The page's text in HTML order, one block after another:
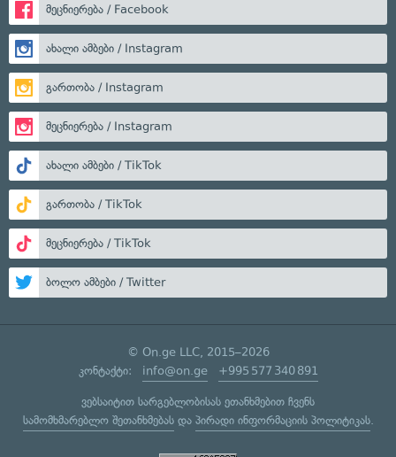
მეცნიერება / Facebook
ახალი ამბები / Instagram
გართობა / Instagram
მეცნიერება / Instagram
ახალი ამბები / TikTok
გართობა / TikTok
მეცნიერება / TikTok
ბოლო ამბები / Twitter
© On.ge LLC, 2015–2026
კონტაქტი: info@on.ge +995 577 340 891
ვებსაიტით სარგებლობისას ეთანხმებით ჩვენს
სამომხმარებლო შეთანხმებასდა პირადი ინფორმაციის პოლიტიკას.